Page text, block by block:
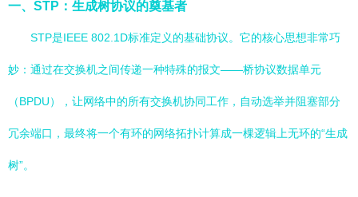
一、STP：生成树协议的奠基者
STP是IEEE 802.1D标准定义的基础协议。它的核心思想非常巧
妙：通过在交换机之间传递一种特殊的报文——桥协议数据单元
（BPDU），让网络中的所有交换机协同工作，自动选举并阻塞部分
冗余端口，最终将一个有环的网络拓扑计算成一棵逻辑上无环的“生成
树”。